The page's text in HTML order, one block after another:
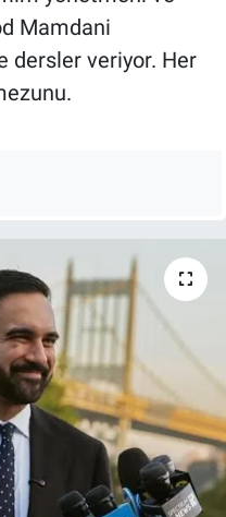
Mamdani
dersler veriyor. Her